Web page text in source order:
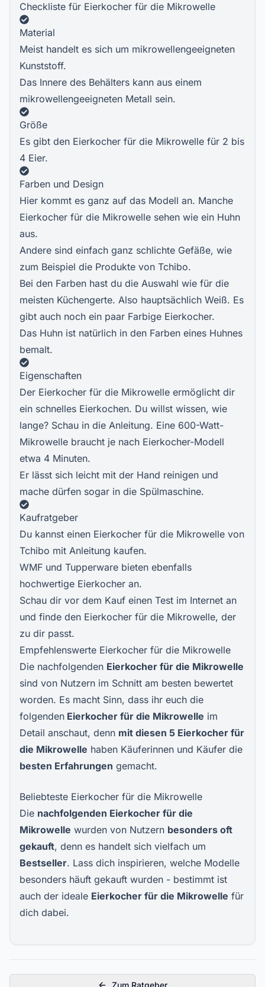
Checkliste für Eierkocher für die Mikrowelle
Material
Meist handelt es sich um mikrowellengeeigneten
Kunststoff.
Das Innere des Behälters kann aus einem
mikrowellengeeigneten Metall sein.
Größe
Es gibt den Eierkocher für die Mikrowelle für 2 bis
4 Eier.
Farben und Design
Hier kommt es ganz auf das Modell an. Manche
Eierkocher für die Mikrowelle sehen wie ein Huhn
aus.
Andere sind einfach ganz schlichte Gefäße, wie
zum Beispiel die Produkte von Tchibo.
Bei den Farben hast du die Auswahl wie für die
meisten Küchengerte. Also hauptsächlich Weiß. Es
gibt auch noch ein paar Farbige Eierkocher.
Das Huhn ist natürlich in den Farben eines Huhnes
bemalt.
Eigenschaften
Der Eierkocher für die Mikrowelle ermöglicht dir
ein schnelles Eierkochen. Du willst wissen, wie
lange? Schau in die Anleitung. Eine 600-Watt-
Mikrowelle braucht je nach Eierkocher-Modell
etwa 4 Minuten.
Er lässt sich leicht mit der Hand reinigen und
mache dürfen sogar in die Spülmaschine.
Kaufratgeber
Du kannst einen Eierkocher für die Mikrowelle von
Tchibo mit Anleitung kaufen.
WMF und Tupperware bieten ebenfalls
hochwertige Eierkocher an.
Schau dir vor dem Kauf einen Test im Internet an
und finde den Eierkocher für die Mikrowelle, der
zu dir passt.
Empfehlenswerte Eierkocher für die Mikrowelle
Die nachfolgenden Eierkocher für die Mikrowelle
sind von Nutzern im Schnitt am besten bewertet
worden. Es macht Sinn, dass ihr euch die
folgenden Eierkocher für die Mikrowelle im
Detail anschaut, denn mit diesen 5 Eierkocher für
die Mikrowelle haben Käuferinnen und Käufer die
besten Erfahrungen gemacht.
Beliebteste Eierkocher für die Mikrowelle
Die nachfolgenden Eierkocher für die
Mikrowelle wurden von Nutzern besonders oft
gekauft, denn es handelt sich vielfach um
Bestseller. Lass dich inspirieren, welche Modelle
besonders häuft gekauft wurden - bestimmt ist
auch der ideale Eierkocher für die Mikrowelle für
dich dabei.
Zum Ratgeber